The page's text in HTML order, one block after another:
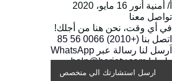
أمنية أنور 16 مايو، 2020
معنا
أي وقت، نحن هنا من أجلك!
بنا (+2010) 0066 56 85
لنا رسالة عبر WhatsApp
help@horiaty.com
ارسل استشارتك الي متخصص